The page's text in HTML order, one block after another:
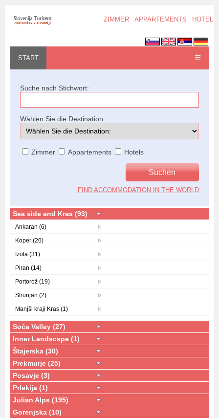
ZIMMER APPARTEMENTS HOTELS
START ☰
Suche nach Stichwort:
Wählen Sie die Destination:
Zimmer Appartements Hotels
FIND ACCOMMODATION IN THE WORLD
Sea side and Kras (93)
Ankaran (6)
Koper (20)
Izola (31)
Piran (14)
Portorož (19)
Strunjan (2)
Manjši kraji Kras (1)
Soča Valley (27)
Inner Landscape (1)
Štajerska (30)
Prekmurje (25)
Posavje (3)
Prlekija (1)
Julian Alps (195)
Gorenjska (10)